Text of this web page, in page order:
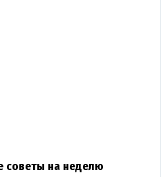
советы на неделю